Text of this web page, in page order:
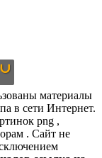
материалы
в сети Интернет.
png ,
. Сайт не